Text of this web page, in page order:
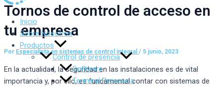
Inicio
Sobre Nosotros
Productos
Control de presencia
Software
Terminal Presencia
Tornos de control de acceso en
tu empresa
Por Especialista en sistemas de control integral / 5 junio, 2023
En la actualidad, la seguridad en las instalaciones es de vital
importancia y, por ello, es fundamental contar con sistemas de